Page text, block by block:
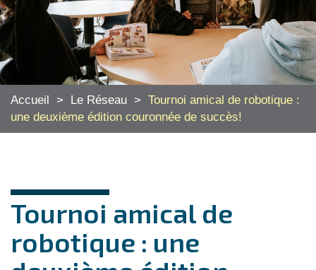
Accueil > Le Réseau > Tournoi amical de robotique :
une deuxième édition couronnée de succès!
Tournoi amical de
robotique : une